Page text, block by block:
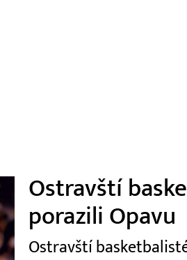
Ostravští
porazili Opavu
Ostravští